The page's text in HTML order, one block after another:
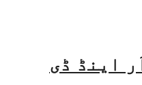
اینڈ ڈی